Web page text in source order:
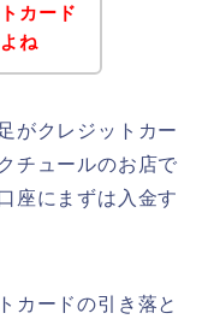
カード
ね
がクレジットカー
チュールのお店で
座にまずは入金す
カードの引き落と